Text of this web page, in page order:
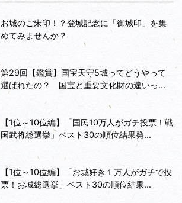
お城のご朱印！？登城記念に「御城印」を集
めてみませんか？
第29回【鑑賞】国宝天守5城ってどうやって
選ばれたの？ 国宝と重要文化財の違いっ...
【1位～10位編】「国民10万人がガチ投票！戦
国武将総選挙」ベスト30の順位結果発...
【1位～10位編】「お城好き１万人がガチで投
票！お城総選挙」ベスト30の順位結果...